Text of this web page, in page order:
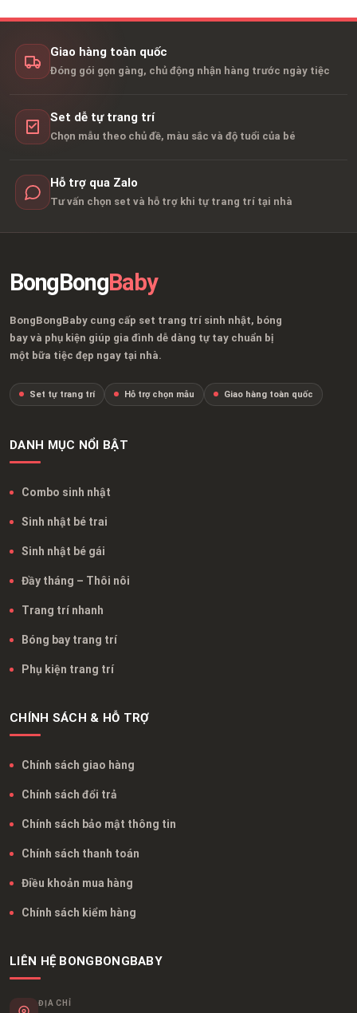
Giao hàng toàn quốc
Đóng gói gọn gàng, chủ động nhận hàng trước ngày tiệc
Set dễ tự trang trí
Chọn mẫu theo chủ đề, màu sắc và độ tuổi của bé
Hỗ trợ qua Zalo
Tư vấn chọn set và hỗ trợ khi tự trang trí tại nhà
BongBongBaby
BongBongBaby cung cấp set trang trí sinh nhật, bóng
bay và phụ kiện giúp gia đình dễ dàng tự tay chuẩn bị
một bữa tiệc đẹp ngay tại nhà.
Set tự trang trí Hỗ trợ chọn mẫu Giao hàng toàn quốc
DANH MỤC NỔI BẬT
Combo sinh nhật
Sinh nhật bé trai
Sinh nhật bé gái
Đầy tháng – Thôi nôi
Trang trí nhanh
Bóng bay trang trí
Phụ kiện trang trí
CHÍNH SÁCH & HỖ TRỢ
Chính sách giao hàng
Chính sách đổi trả
Chính sách bảo mật thông tin
Chính sách thanh toán
Điều khoản mua hàng
Chính sách kiểm hàng
LIÊN HỆ BONGBONGBABY
ĐỊA CHỈ